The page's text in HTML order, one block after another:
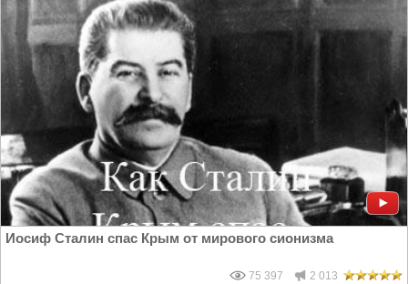
Иосиф Сталин спас Крым от мирового сионизма
75 397 2 013